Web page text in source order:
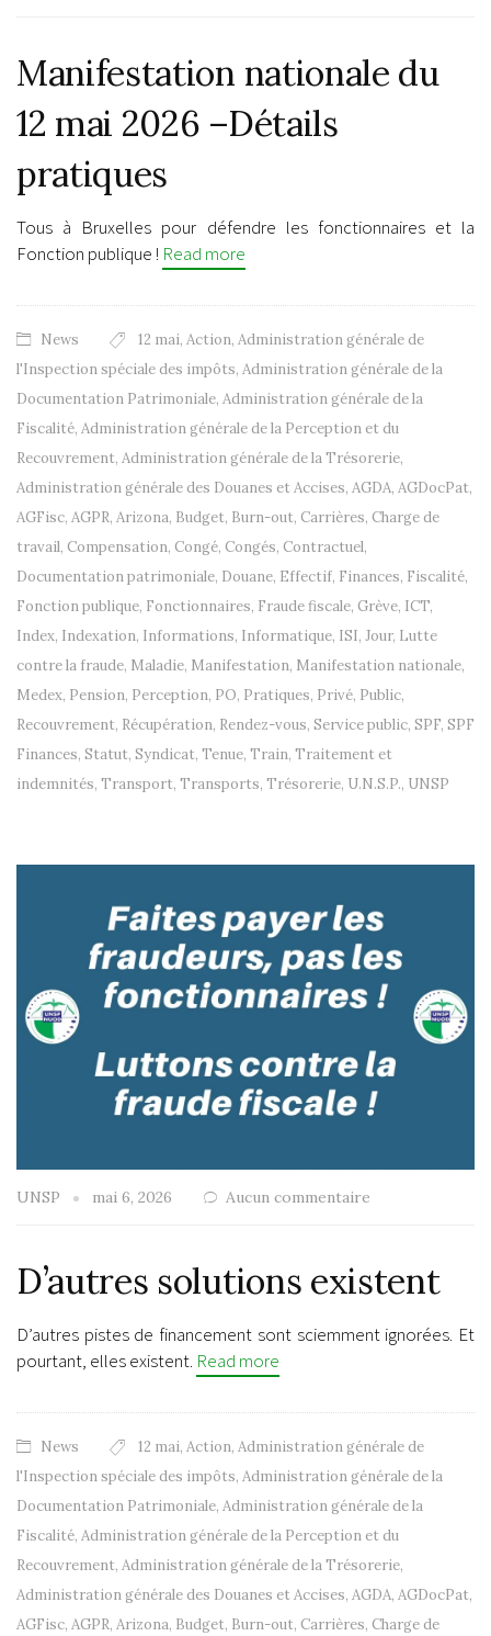
Manifestation nationale du
12 mai 2026 –Détails
pratiques
Tous à Bruxelles pour défendre les fonctionnaires et la
Fonction publique ! Read more
News 12 mai, Action, Administration générale de
l'Inspection spéciale des impôts, Administration générale de la
Documentation Patrimoniale, Administration générale de la
Fiscalité, Administration générale de la Perception et du
Recouvrement, Administration générale de la Trésorerie,
Administration générale des Douanes et Accises, AGDA, AGDocPat,
AGFisc, AGPR, Arizona, Budget, Burn-out, Carrières, Charge de
travail, Compensation, Congé, Congés, Contractuel,
Documentation patrimoniale, Douane, Effectif, Finances, Fiscalité,
Fonction publique, Fonctionnaires, Fraude fiscale, Grève, ICT,
Index, Indexation, Informations, Informatique, ISI, Jour, Lutte
contre la fraude, Maladie, Manifestation, Manifestation nationale,
Medex, Pension, Perception, PO, Pratiques, Privé, Public,
Recouvrement, Récupération, Rendez-vous, Service public, SPF, SPF
Finances, Statut, Syndicat, Tenue, Train, Traitement et
indemnités, Transport, Transports, Trésorerie, U.N.S.P., UNSP
UNSP mai 6, 2026 Aucun commentaire
D’autres solutions existent
D’autres pistes de financement sont sciemment ignorées. Et
pourtant, elles existent. Read more
News 12 mai, Action, Administration générale de
l'Inspection spéciale des impôts, Administration générale de la
Documentation Patrimoniale, Administration générale de la
Fiscalité, Administration générale de la Perception et du
Recouvrement, Administration générale de la Trésorerie,
Administration générale des Douanes et Accises, AGDA, AGDocPat,
AGFisc, AGPR, Arizona, Budget, Burn-out, Carrières, Charge de